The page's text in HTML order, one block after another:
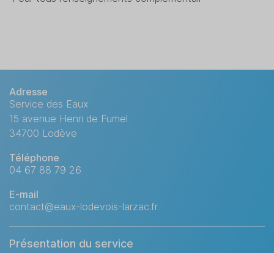
Adresse
Service des Eaux
15 avenue Henri de Fumel
34700 Lodève
Téléphone
04 67 88 79 26
E-mail
contact@eaux-lodevois-larzac.fr
Présentation du service